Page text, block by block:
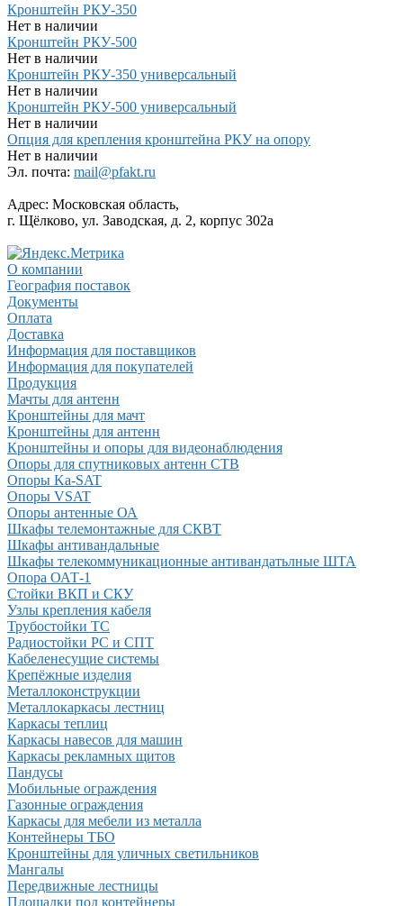
Кронштейн РКУ-350
Нет в наличии
Кронштейн РКУ-500
Нет в наличии
Кронштейн РКУ-350 универсальный
Нет в наличии
Кронштейн РКУ-500 универсальный
Нет в наличии
Опция для крепления кронштейна РКУ на опору
Нет в наличии
Эл. почта: mail@pfakt.ru
Адрес: Московская область,
г. Щёлково, ул. Заводская, д. 2, корпус 302а
О компании
География поставок
Документы
Оплата
Доставка
Информация для поставщиков
Информация для покупателей
Продукция
Мачты для антенн
Кронштейны для мачт
Кронштейны для антенн
Кронштейны и опоры для видеонаблюдения
Опоры для спутниковых антенн СТВ
Опоры Ka-SAT
Опоры VSAT
Опоры антенные ОА
Шкафы телемонтажные для СКВТ
Шкафы антивандальные
Шкафы телекоммуникационные антивандатьлные ШТА
Опора ОАТ-1
Стойки ВКП и СКУ
Узлы крепления кабеля
Трубостойки ТС
Радиостойки РС и СПТ
Кабеленесущие системы
Крепёжные изделия
Металлоконструкции
Металлокаркасы лестниц
Каркасы теплиц
Каркасы навесов для машин
Каркасы рекламных щитов
Пандусы
Мобильные ограждения
Газонные ограждения
Каркасы для мебели из металла
Контейнеры ТБО
Кронштейны для уличных светильников
Мангалы
Передвижные лестницы
Площадки под контейнеры